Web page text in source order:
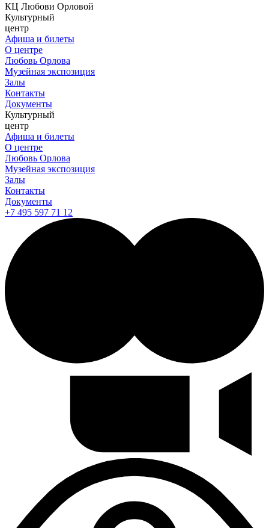
КЦ Любови Орловой
Культурный
центр
Афиша и билеты
О центре
Любовь Орлова
Музейная экспозиция
Залы
Контакты
Документы
Культурный
центр
Афиша и билеты
О центре
Любовь Орлова
Музейная экспозиция
Залы
Контакты
Документы
+7 495 597 71 12